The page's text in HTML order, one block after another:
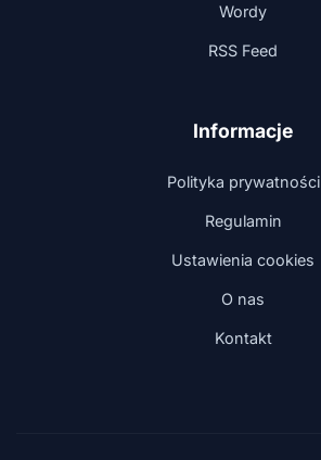
Wordy
RSS Feed
Informacje
Polityka prywatności
Regulamin
Ustawienia cookies
O nas
Kontakt